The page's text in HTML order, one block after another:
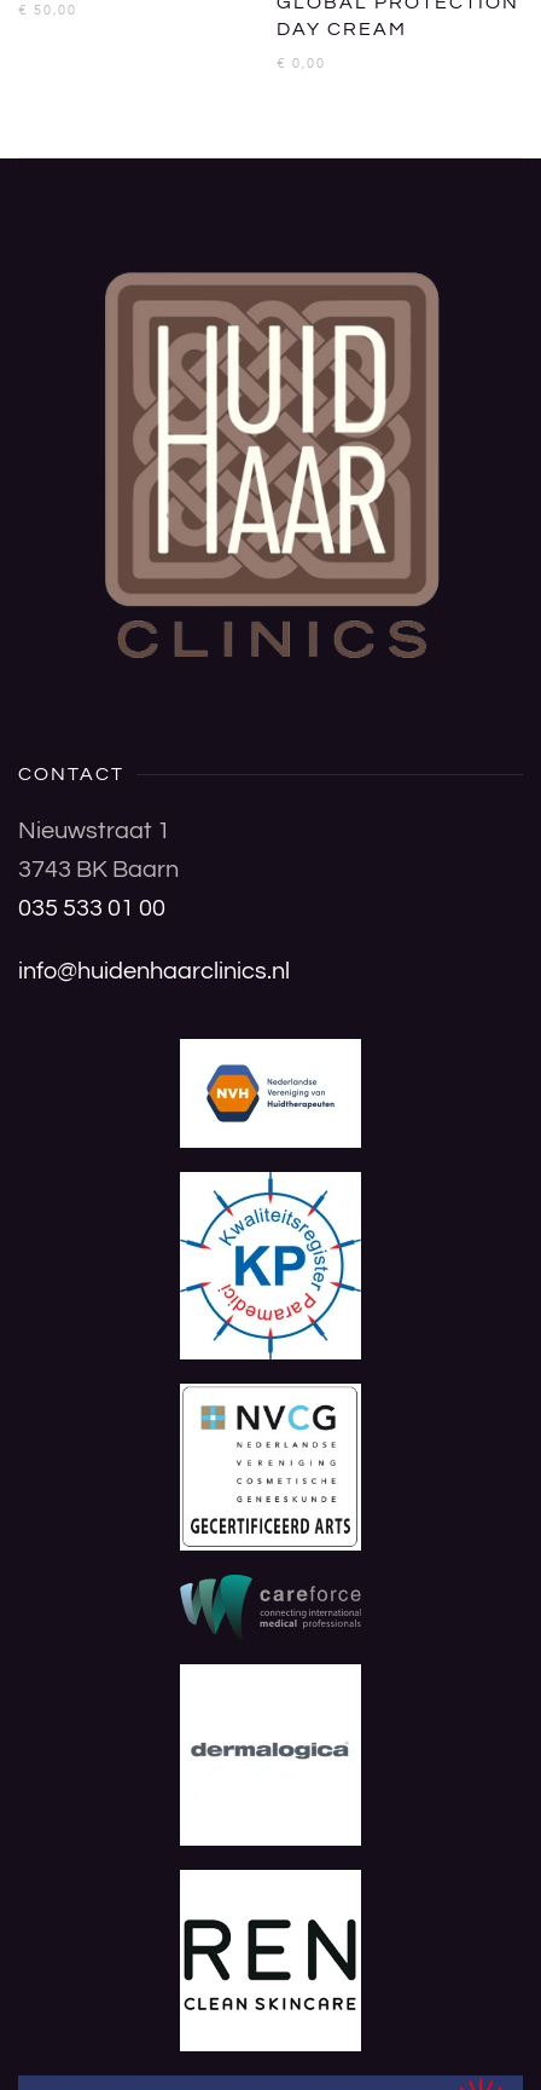
€ 50,00
DAY CREAM
€ 0,00
CONTACT
Nieuwstraat 1
3743 BK Baarn
035 533 01 00
info@huidenhaarclinics.nl